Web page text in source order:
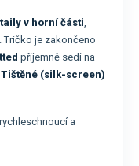
v horní části,
Tričko je zakončeno
příjemně sedí na
Tištěné (silk-screen)
a